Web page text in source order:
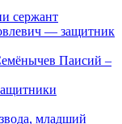
сержант
— защитник
Паисий –
младший